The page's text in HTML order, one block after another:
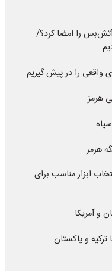
آتش‌بس را امضا کرد؟/
واقعی را در پیش گیریم
هرمز
هرمز
ابزار مناسب برای
و آمریکا
و پاکستان